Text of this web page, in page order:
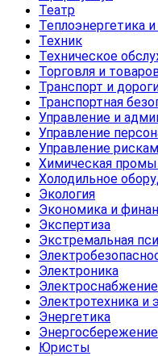
Театр
Теплоэнергетика
Техник
Техническое
Торговля и
Транспорт и
Транспортная
Управление и
Управление
Управление
Химическая
Холодильное
Экология
Экономика и
Экспертиза
Экстремальная
Электроника
Электроснабжение
Электротехника и
Энергетика
Юристы